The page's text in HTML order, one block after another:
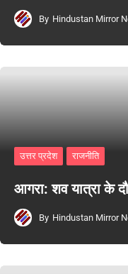
By Hindustan Mirror
उत्तर प्रदेश राजनीति
आगरा: शव यात्रा के
By Hindustan Mirror